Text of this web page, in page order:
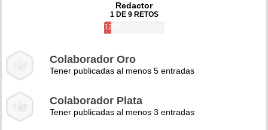
Redactor
1 DE 9 RETOS
12%
Colaborador Oro
Tener publicadas al menos 5 entradas
Colaborador Plata
Tener publicadas al menos 3 entradas